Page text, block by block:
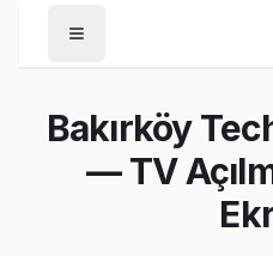
/Bakırköy
Techwood
Ağustos
Bakırköy
— TV